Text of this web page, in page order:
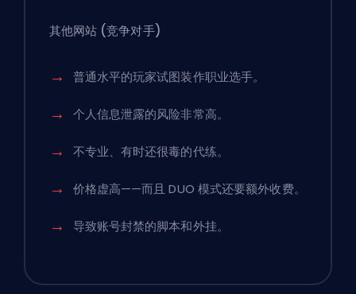
其他网站(竞争对手)
普通水平的玩家试图装作职业选手。
个人信息泄露的风险非常高。
不专业、有时还很毒的代练。
价格虚高——而且 DUO 模式还要额外收费。
导致账号封禁的脚本和外挂。